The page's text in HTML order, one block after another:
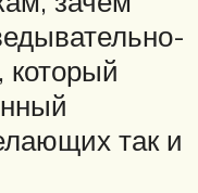
который
так и